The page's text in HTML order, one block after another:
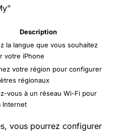
Description
la langue que vous souhaitez
votre iPhone
votre région pour configurer
régionaux
vous à un réseau Wi-Fi pour
Internet
vous pourrez configurer